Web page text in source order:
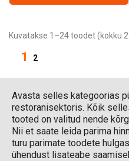
Kuvatakse 1–24 toodet (kokku
1 2
Avasta selles kategoorias
restoranisektoris. Kõik
tooted on valitud nende
Nii et saate leida parima
turu parimate toodete
ühendust lisateabe